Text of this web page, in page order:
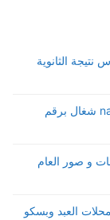
2026 برقم الجلوس نتيجة الثانوية
رابط نتيجة الدبلومات الفنية 2026 nategafany.emis شغال برقم
السنة الهجرية 1448- 2027 وكلمات و صور العام
في محلات العبد وبسكو